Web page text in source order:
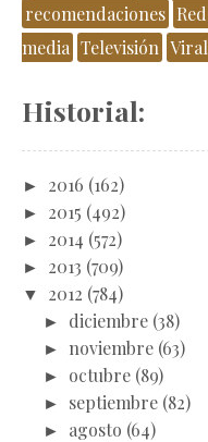
recomendaciones
media Televisión
Historial:
► 2016 (162)
► 2015 (492)
► 2014 (572)
► 2013 (709)
▼ 2012 (784)
► diciembre (38)
► noviembre (63)
► octubre (89)
► septiembre (82)
► agosto (64)